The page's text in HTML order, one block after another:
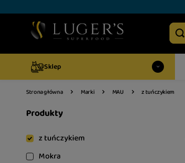
Sklep
Strona główna Marki MAU z tuńczykiem
Produkty
z tuńczykiem
Mokra